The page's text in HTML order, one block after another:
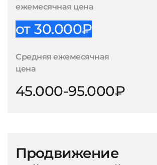
ежемесячная цена
от 30.000₽
Средняя ежемесячная
цена
45.000-95.000₽
Продвижение